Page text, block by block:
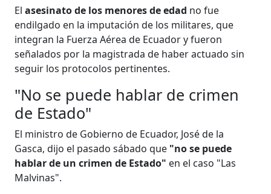
Elasesinato de los menores de edad no fue
endilgado en la imputación de los militares, que
integran la Fuerza Aérea de Ecuador y fueron
señalados por la magistrada de haber actuado sin
seguir los protocolos pertinentes.
"No se puede hablar de crimen
de Estado"
El ministro de Gobierno de Ecuador, José de la
Gasca, dijo el pasado sábado que "no se puede
hablar de un crimen de Estado" en el caso "Las
Malvinas".